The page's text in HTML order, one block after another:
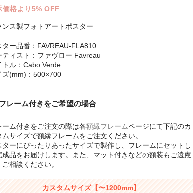
価格より5% OFF
ンス製フォトアートポスター
ター品番：FAVREAU-FLA810
ティスト：ファヴロー Favreau
トル：Cabo Verde
ズ(mm)：500×700
フレーム付きをご希望の場合
ーム付きをご注文の際は各額縁フレームページにて下記のカ
ムサイズで額縁フレームをご注文ください。
ターにぴったりあったサイズで製作し、フレームにセットし
成品をお届けします。また、マット付きなどの額装もご遠慮
ご相談ください。
カスタムサイズ【〜1200mm】